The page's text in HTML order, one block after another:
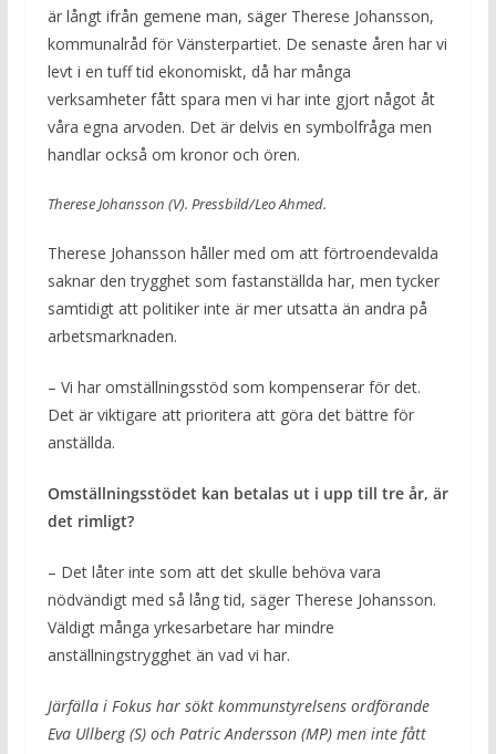
är långt ifrån gemene man, säger Therese Johansson,
kommunalråd för Vänsterpartiet. De senaste åren har vi
levt i en tuff tid ekonomiskt, då har många
verksamheter fått spara men vi har inte gjort något åt
våra egna arvoden. Det är delvis en symbolfråga men
handlar också om kronor och ören.
Therese Johansson (V). Pressbild/Leo Ahmed.
Therese Johansson håller med om att förtroendevalda
saknar den trygghet som fastanställda har, men tycker
samtidigt att politiker inte är mer utsatta än andra på
arbetsmarknaden.
– Vi har omställningsstöd som kompenserar för det.
Det är viktigare att prioritera att göra det bättre för
anställda.
Omställningsstödet kan betalas ut i upp till tre år, är
det rimligt?
– Det låter inte som att det skulle behöva vara
nödvändigt med så lång tid, säger Therese Johansson.
Väldigt många yrkesarbetare har mindre
anställningstrygghet än vad vi har.
Järfälla i Fokus har sökt kommunstyrelsens ordförande
Eva Ullberg (S) och Patric Andersson (MP) men inte fått